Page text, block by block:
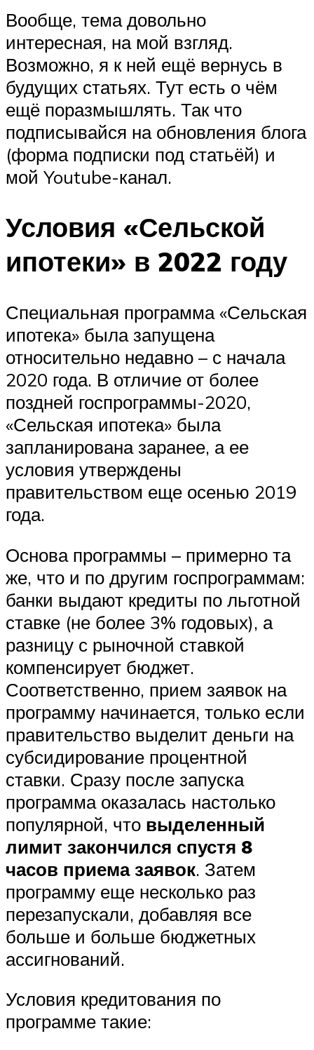
Вообще, тема довольно
интересная, на мой взгляд.
Возможно, я к ней ещё вернусь в
будущих статьях. Тут есть о чём
ещё поразмышлять. Так что
подписывайся на обновления блога
(форма подписки под статьёй) и
мой Youtube-канал.
Условия «Сельской
ипотеки» в 2022 году
Специальная программа «Сельская
ипотека» была запущена
относительно недавно – с начала
2020 года. В отличие от более
поздней госпрограммы-2020,
«Сельская ипотека» была
запланирована заранее, а ее
условия утверждены
правительством еще осенью 2019
года.
Основа программы – примерно та
же, что и по другим госпрограммам:
банки выдают кредиты по льготной
ставке (не более 3% годовых), а
разницу с рыночной ставкой
компенсирует бюджет.
Соответственно, прием заявок на
программу начинается, только если
правительство выделит деньги на
субсидирование процентной
ставки. Сразу после запуска
программа оказалась настолько
популярной, что выделенный
лимит закончился спустя 8
часов приема заявок. Затем
программу еще несколько раз
перезапускали, добавляя все
больше и больше бюджетных
ассигнований.
Условия кредитования по
программе такие: